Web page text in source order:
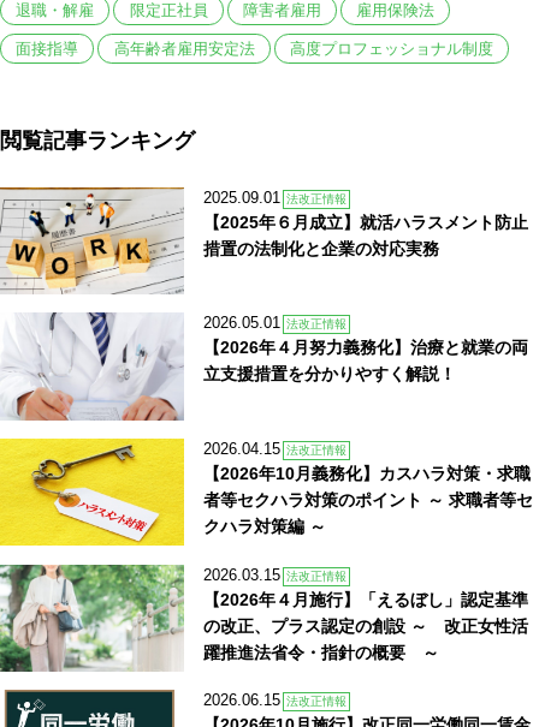
退職・解雇 限定正社員 障害者雇用 雇用保険法
面接指導 高年齢者雇用安定法 高度プロフェッショナル制度
閲覧記事ランキング
2025.09.01 法改正情報
【2025年６月成立】就活ハラスメント防止
措置の法制化と企業の対応実務
2026.05.01 法改正情報
【2026年４月努力義務化】治療と就業の両
立支援措置を分かりやすく解説！
2026.04.15 法改正情報
【2026年10月義務化】カスハラ対策・求職
者等セクハラ対策のポイント ～ 求職者等セ
クハラ対策編 ～
2026.03.15 法改正情報
【2026年４月施行】「えるぼし」認定基準
の改正、プラス認定の創設 ～ 改正女性活
躍推進法省令・指針の概要 ～
2026.06.15 法改正情報